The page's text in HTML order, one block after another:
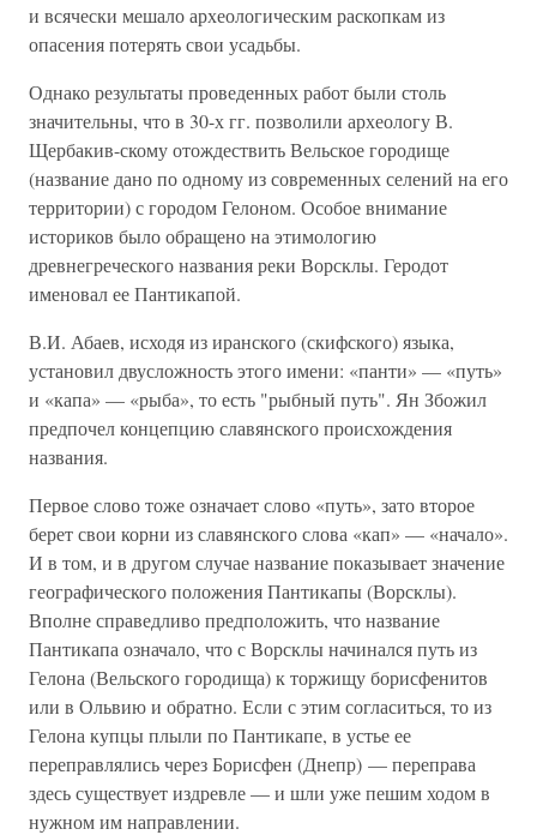
и всячески мешало археологическим раскопкам из
опасения потерять свои усадьбы.
Однако результаты проведенных работ были столь
значительны, что в 30-х гг. позволили археологу В.
Щербакив-скому отождествить Вельское городище
(название дано по одному из современных селений на его
территории) с городом Гелоном. Особое внимание
историков было обращено на этимологию
древнегреческого названия реки Ворсклы. Геродот
именовал ее Пантикапой.
В.И. Абаев, исходя из иранского (скифского) языка,
установил двусложность этого имени: «панти» — «путь»
и «капа» — «рыба», то есть "рыбный путь". Ян Збожил
предпочел концепцию славянского происхождения
названия.
Первое слово тоже означает слово «путь», зато второе
берет свои корни из славянского слова «кап» — «начало».
И в том, и в другом случае название показывает значение
географического положения Пантикапы (Ворсклы).
Вполне справедливо предположить, что название
Пантикапа означало, что с Ворсклы начинался путь из
Гелона (Вельского городища) к торжищу борисфенитов
или в Ольвию и обратно. Если с этим согласиться, то из
Гелона купцы плыли по Пантикапе, в устье ее
переправлялись через Борисфен (Днепр) — переправа
здесь существует издревле — и шли уже пешим ходом в
нужном им направлении.